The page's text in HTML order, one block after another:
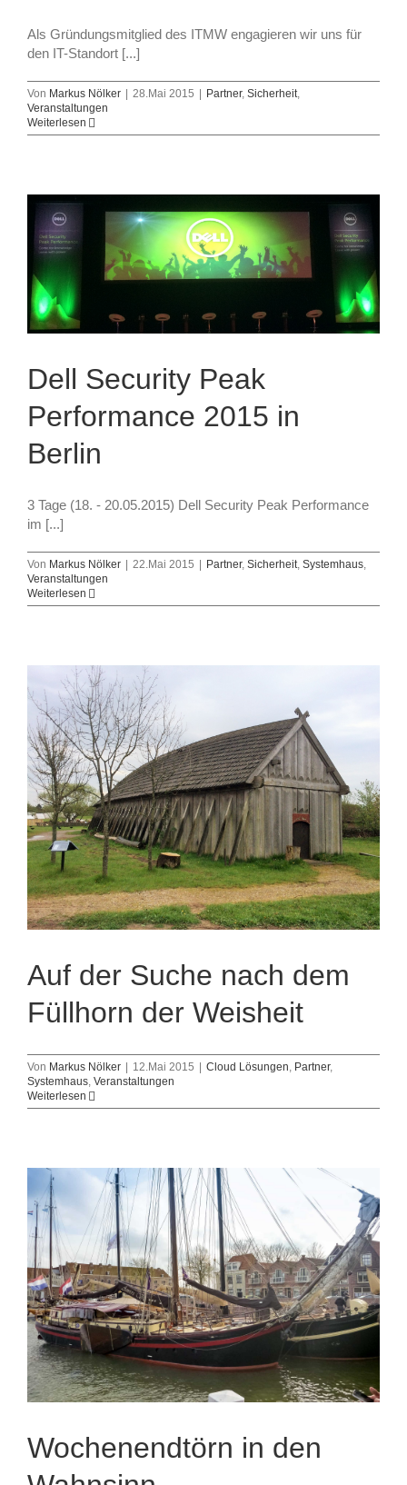
Als Gründungsmitglied des ITMW engagieren wir uns für
den IT-Standort [...]
Von Markus Nölker | 28.Mai 2015 | Partner, Sicherheit
Veranstaltungen
Weiterlesen
Dell Security Peak
Performance 2015 in
Berlin
3 Tage (18. - 20.05.2015) Dell Security Peak Performance
im [...]
Von Markus Nölker | 22.Mai 2015 | Partner, Sicherheit Systemhaus
Veranstaltungen
Weiterlesen
Auf der Suche nach dem
Füllhorn der Weisheit
Von Markus Nölker | 12.Mai 2015 | Cloud Lösungen Partner,
Systemhaus Veranstaltungen
Weiterlesen
Wochenendtörn in den